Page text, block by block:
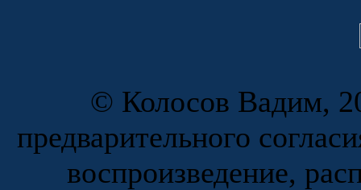
© Колосов Вадим,
предварительного
воспроизведение,